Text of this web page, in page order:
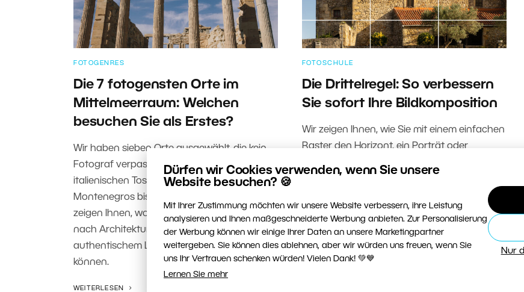
Dürfen wir Cookies verwenden, wenn Sie unsere
Website besuchen? 🍪
Mit Ihrer Zustimmung möchten wir unsere Website verbessern, ihre Leistung
analysieren und Ihnen maßgeschneiderte Werbung anbieten. Zur Personalisierung
der Werbung können wir einige Ihrer Daten an unsere Marketingpartner
weitergeben. Sie können dies ablehnen, aber wir würden uns freuen, wenn Sie
uns Ihr Vertrauen schenken würden! Vielen Dank! 💚💙
Lernen Sie mehr
Nur
FOTOGENRES
Die 7 fotogensten Orte im
Mittelmeerraum: Welchen
besuchen Sie als Erstes?
Wir haben sieben Orte ausgewählt, die kein
Fotograf verpassen sollte – von der
italienischen Toskana über das Gebirge
Montenegros bis zur kroatischen Küste. Wir
zeigen Ihnen, wohin Sie sich auf der Suche
nach Architektur, Landschaft und
authentischem Landleben aufmachen
können.
WEITERLESEN
FOTOSCHULE
Die Drittelregel: So verbessern
Sie sofort Ihre Bildkomposition
Wir zeigen Ihnen, wie Sie mit einem einfachen
Raster den Horizont, ein Porträt oder
Ihre Fotos ausgewogen wirken und eine klare
Richtung erhalten. Außerdem verraten wir
Ihnen, wann es sich lohnt, die Drittelregel
gezielt zu brechen und stattdessen mit
Fünfteln oder ganz nach Gefühl zu arbeiten.